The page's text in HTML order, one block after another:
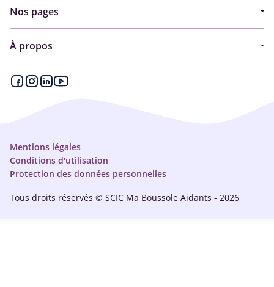
Nos pages
Aides financières et congés
À propos
Qui sommes-nous ?
Tous droits réservés © SCIC Ma Boussole Aidants - 2026
Mentions légales
Conditions d'utilisation
Protection des données personnelles